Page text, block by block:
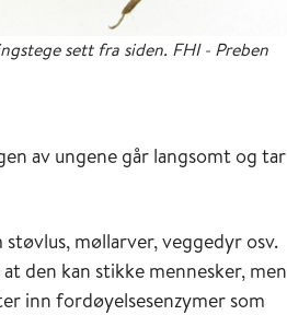
sett fra siden. FHI - Preben
av ungene går langsomt og tar
møllarver, veggedyr osv.
den kan stikke mennesker, men
inn fordøyelsesenzymer som